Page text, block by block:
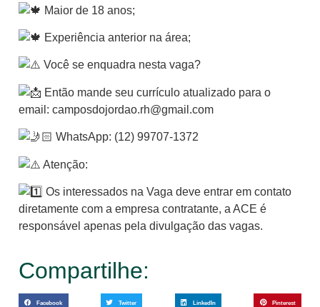
Maior de 18 anos;
Experiência anterior na área;
Você se enquadra nesta vaga?
Então mande seu currículo atualizado para o
email: camposdojordao.rh@gmail.com
WhatsApp: (12) 99707-1372
Atenção:
Os interessados na Vaga deve entrar em contato
diretamente com a empresa contratante, a ACE é
responsável apenas pela divulgação das vagas.
Compartilhe:
Facebook Twitter LinkedIn Pinterest